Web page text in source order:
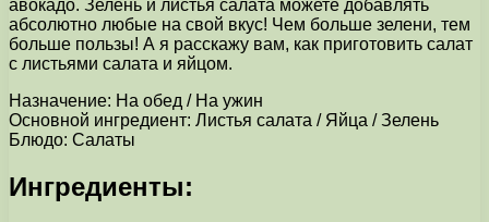
авокадо. Зелень и листья салата можете добавлять
абсолютно любые на свой вкус! Чем больше зелени, тем
больше пользы! А я расскажу вам, как приготовить салат
с листьями салата и яйцом.
Назначение: На обед / На ужин
Основной ингредиент: Листья салата / Яйца / Зелень
Блюдо: Салаты
Ингредиенты: